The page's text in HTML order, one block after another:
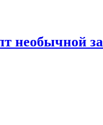
необычной